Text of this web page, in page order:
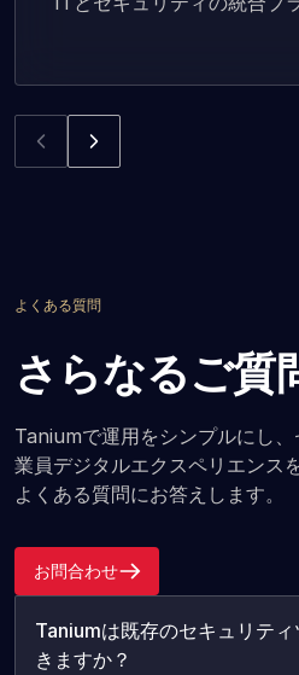
よくある質問
さらなるご質
Taniumで運用をシンプルにし
業員デジタルエクスペリエンス
よくある質問にお答えします。
お問合わせ
Taniumは既存のセキュリテ
きますか？